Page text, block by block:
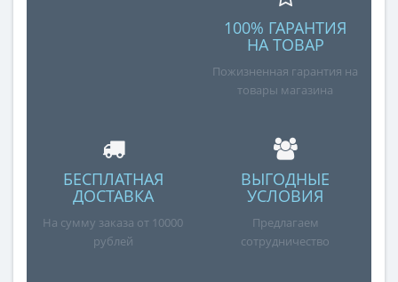
100% ГАРАНТИЯ
НА ТОВАР
Пожизненная гарантия на
товары магазина
БЕСПЛАТНАЯ
ДОСТАВКА
На сумму заказа от 10000
рублей
ВЫГОДНЫЕ
УСЛОВИЯ
Предлагаем
сотрудничество